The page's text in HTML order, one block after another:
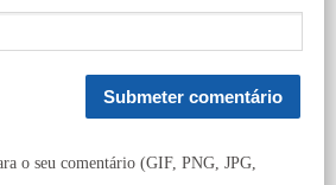
o seu comentário (GIF, PNG, JPG,